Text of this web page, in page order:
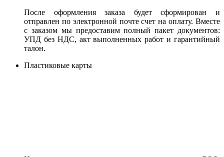
После оформления заказа будет сформирован и
отправлен по электронной почте счет на оплату. Вместе
с заказом мы предоставим полный пакет документов:
УПД без НДС, акт выполненных работ и гарантийный
талон.
Пластиковые карты